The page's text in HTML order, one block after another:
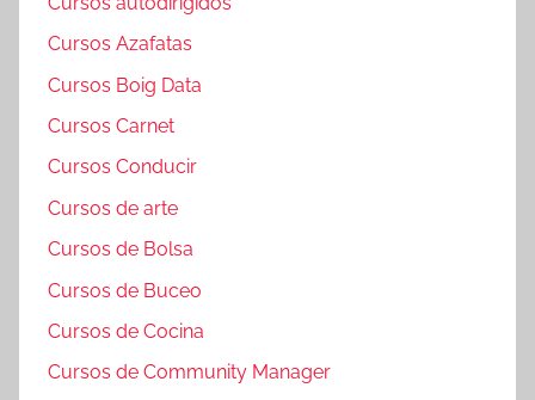
Cursos Azafatas
Cursos Boig Data
Cursos Carnet
Cursos Conducir
Cursos de arte
Cursos de Bolsa
Cursos de Buceo
Cursos de Cocina
Cursos de Community Manager